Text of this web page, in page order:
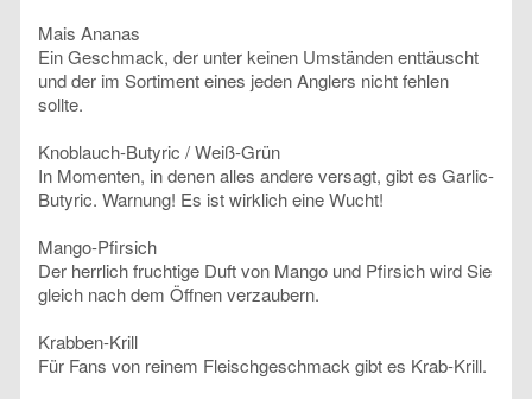
Mais Ananas
Ein Geschmack, der unter keinen Umständen enttäuscht
und der im Sortiment eines jeden Anglers nicht fehlen
sollte.
Knoblauch-Butyric / Weiß-Grün
In Momenten, in denen alles andere versagt, gibt es Garlic-
Butyric. Warnung! Es ist wirklich eine Wucht!
Mango-Pfirsich
Der herrlich fruchtige Duft von Mango und Pfirsich wird Sie
gleich nach dem Öffnen verzaubern.
Krabben-Krill
Für Fans von reinem Fleischgeschmack gibt es Krab-Krill.